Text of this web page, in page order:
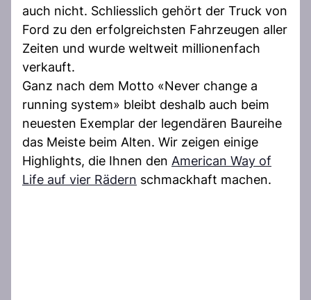
auch nicht. Schliesslich gehört der Truck von
Ford zu den erfolgreichsten Fahrzeugen aller
Zeiten und wurde weltweit millionenfach
verkauft.
Ganz nach dem Motto «Never change a
running system» bleibt deshalb auch beim
neuesten Exemplar der legendären Baureihe
das Meiste beim Alten. Wir zeigen einige
Highlights, die Ihnen den American Way of
Life auf vier Rädern schmackhaft machen.